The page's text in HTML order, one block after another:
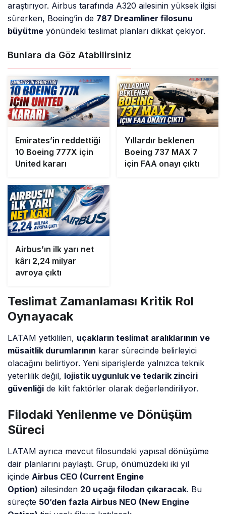
araştırıyor. Airbus tarafında A320 ailesinin yüksek ilgisi
sürerken, Boeing’in de 787 Dreamliner filosunu
büyütme yönündeki teslimat planları dikkat çekiyor.
Bunlara da Göz Atabilirsiniz
Emirates’in reddettiği
10 Boeing 777X için
United kararı
Yıllardır beklenen
Boeing 737 MAX 7
için FAA onayı çıktı
Airbus’ın ilk yarı net
kârı 2,24 milyar
avroya çıktı
Teslimat Zamanlaması Kritik Rol
Oynayacak
LATAM yetkilileri, uçakların teslimat aralıklarının ve
müsaitlik durumlarının karar sürecinde belirleyici
olacağını belirtiyor. Yeni siparişlerde yalnızca teknik
yeterlilik değil, lojistik uygunluk ve tedarik zinciri
güvenliği de kilit faktörler olarak değerlendiriliyor.
Filodaki Yenilenme ve Dönüşüm
Süreci
LATAM ayrıca mevcut filosundaki yapısal dönüşüme
dair planlarını paylaştı. Grup, önümüzdeki iki yıl
içinde Airbus CEO (Current Engine
Option) ailesinden 20 uçağı filodan çıkaracak. Bu
süreçte 50’den fazla Airbus NEO (New Engine